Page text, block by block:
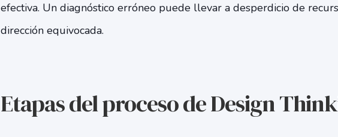
efectiva. Un diagnóstico erróneo puede llevar a desperdicio de
dirección equivocada.
Etapas del proceso de Design